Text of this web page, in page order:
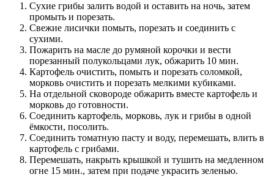
Сухие грибы залить водой и оставить на ночь, затем
промыть и порезать.
Свежие лисички помыть, порезать и соединить с
сухими.
Пожарить на масле до румяной корочки и вести
порезанный полукольцами лук, обжарить 10 мин.
Картофель очистить, помыть и порезать соломкой,
морковь очистить и порезать мелкими кубиками.
На отдельной сковороде обжарить вместе картофель и
морковь до готовности.
Соединить картофель, морковь, лук и грибы в одной
ёмкости, посолить.
Соединить томатную пасту и воду, перемешать, влить в
картофель с грибами.
Перемешать, накрыть крышкой и тушить на медленном
огне 15 мин., затем при подаче украсить зеленью.